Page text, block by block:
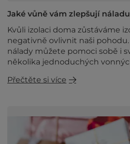
Jaké vůně vám zlepšují
Kvůli izolaci doma zůstáváme
negativně ovlivnit naši
nálady můžete pomoci sobě i
několika jednoduchých
Přečtěte si více